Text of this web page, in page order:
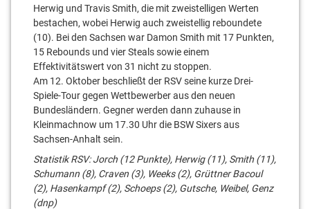
Herwig und Travis Smith, die mit zweistelligen Werten
bestachen, wobei Herwig auch zweistellig reboundete
(10). Bei den Sachsen war Damon Smith mit 17 Punkten,
15 Rebounds und vier Steals sowie einem
Effektivitätswert von 31 nicht zu stoppen.
Am 12. Oktober beschließt der RSV seine kurze Drei-
Spiele-Tour gegen Wettbewerber aus den neuen
Bundesländern. Gegner werden dann zuhause in
Kleinmachnow um 17.30 Uhr die BSW Sixers aus
Sachsen-Anhalt sein.
Statistik RSV: Jorch (12 Punkte), Herwig (11), Smith (11),
Schumann (8), Craven (3), Weeks (2), Grüttner Bacoul
(2), Hasenkampf (2), Schoeps (2), Gutsche, Weibel, Genz
(dnp)